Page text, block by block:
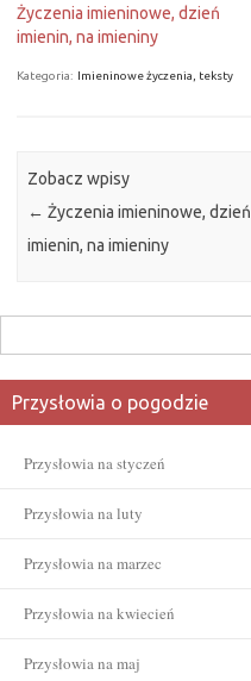
Życzenia imieninowe, dzień
imienin, na imieniny
Kategoria: Imieninowe życzenia, teksty
Zobacz wpisy
← Życzenia imieninowe, dzień
imienin, na imieniny
Przysłowia o pogodzie
Przysłowia na styczeń
Przysłowia na luty
Przysłowia na marzec
Przysłowia na kwiecień
Przysłowia na maj